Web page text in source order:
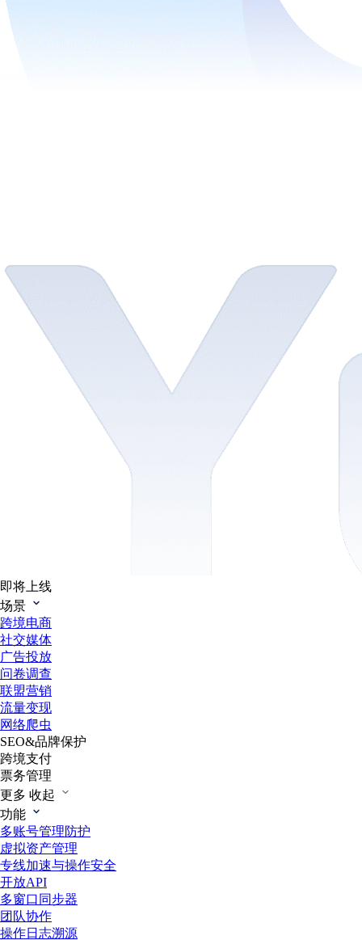
即将上线
场景
跨境电商
社交媒体
广告投放
问卷调查
联盟营销
流量变现
网络爬虫
SEO&品牌保护
跨境支付
票务管理
更多 收起
功能
多账号管理防护
虚拟资产管理
专线加速与操作安全
开放API
多窗口同步器
团队协作
操作日志溯源